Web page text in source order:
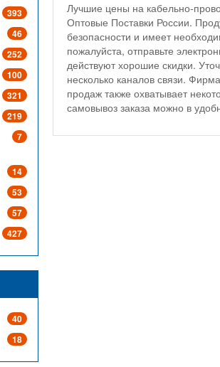
393
46
252
100
321
219
7
14
53
57
427
40
18
Лучшие цены на кабельно-
Оптовые Поставки России.
безопасности и имеет
пожалуйста, отправьте
действуют хорошие скидки.
несколько каналов связи.
продаж также охватывает
самовывоз заказа можно в